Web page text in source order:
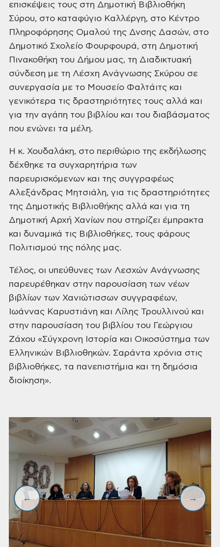
επισκέψεις τους στη Δημοτική Βιβλιοθήκη
Σύρου, στο καταφύγιο Καλλέργη, στο Κέντρο
Πληροφόρησης Ομαλού της Δνσης Δασών, στο
Δημοτικό Σχολείο Φουρφουρά, στη Δημοτική
Πινακοθήκη του Δήμου μας, τη Διαδικτυακή
σύνδεση με τη Λέσχη Ανάγνωσης Σκύρου σε
συνεργασία με το Μουσείο Φαλτάιτς και
γενικότερα τις δραστηριότητες τους αλλά και
για την αγάπη του βιβλίου και του διαβάσματος
που ενώνει τα μέλη.
Η κ. Χουδαλάκη, στο περιθώριο της εκδήλωσης
δέχθηκε τα συγχαρητήρια των
παρευρισκόμενων και της συγγραφέως
Αλεξάνδρας Μητσιάλη, για τις δραστηριότητες
της Δημοτικής Βιβλιοθήκης αλλά και για τη
Δημοτική Αρχή Χανίων που στηρίζει έμπρακτα
και δυναμικά τις Βιβλιοθήκες, τους φάρους
Πολιτισμού της πόλης μας.
Τέλος, οι υπεύθυνες των Λεσχών Ανάγνωσης
παρευρέθηκαν στην παρουσίαση των νέων
βιβλίων των Χανιώτισσων συγγραφέων,
Ιωάννας Καρυστιάνη και Λίλης Τρουλλινού και
στην παρουσίαση του βιβλίου του Γεώργιου
Ζάχου «Σύγχρονη Ιστορία και Οικοσύστημα των
Ελληνικών Βιβλιοθηκών. Σαράντα χρόνια στις
βιβλιοθήκες, τα πανεπιστήμια και τη δημόσια
διοίκηση».